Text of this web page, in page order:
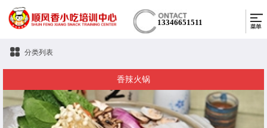
13346651511
分类列表
香辣火锅